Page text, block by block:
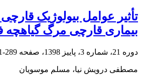
تأثیر عوامل بیولوژیک قارچی
بیماری قارچی مرگ گیاهچه
دوره 21، شماره 3، پاییز 1398، صفحه 289-301
مصطفی درویش نیا، مسلم موسویان